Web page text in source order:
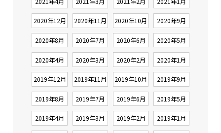
2020年12月 2020年11月 2020年10月 2020年9月
2020年8月 2020年7月 2020年6月 2020年5月
2020年4月 2020年3月 2020年2月 2020年1月
2019年12月 2019年11月 2019年10月 2019年9月
2019年8月 2019年7月 2019年6月 2019年5月
2019年4月 2019年3月 2019年2月 2019年1月